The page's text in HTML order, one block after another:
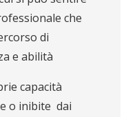
che
di
e abilità
capacità
o inibite dai